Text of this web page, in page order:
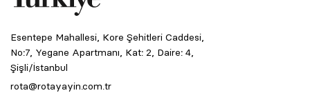
Esentepe Mahallesi, Kore Şehitleri Caddesi,
No:7, Yegane Apartmanı, Kat: 2, Daire: 4,
Şişli/İstanbul
rota@rotayayin.com.tr